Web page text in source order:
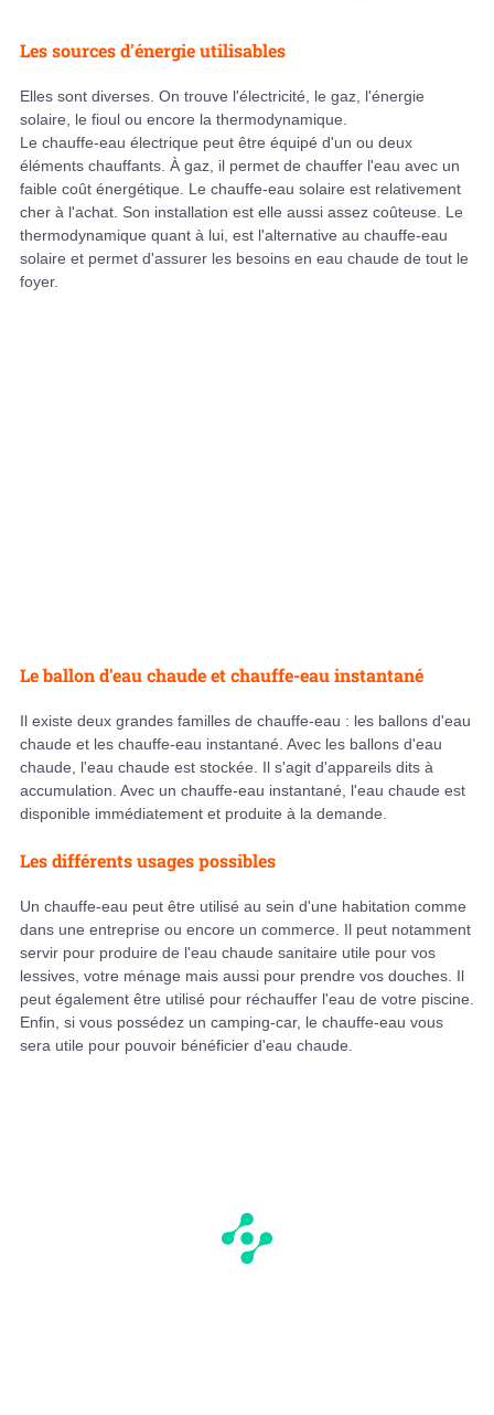
Les sources d'énergie utilisables
Elles sont diverses. On trouve l'électricité, le gaz, l'énergie
solaire, le fioul ou encore la thermodynamique.
Le chauffe-eau électrique peut être équipé d'un ou deux
éléments chauffants. À gaz, il permet de chauffer l'eau avec un
faible coût énergétique. Le chauffe-eau solaire est relativement
cher à l'achat. Son installation est elle aussi assez coûteuse. Le
thermodynamique quant à lui, est l'alternative au chauffe-eau
solaire et permet d'assurer les besoins en eau chaude de tout le
foyer.
Le ballon d'eau chaude et chauffe-eau instantané
Il existe deux grandes familles de chauffe-eau : les ballons d'eau
chaude et les chauffe-eau instantané. Avec les ballons d'eau
chaude, l'eau chaude est stockée. Il s'agit d'appareils dits à
accumulation. Avec un chauffe-eau instantané, l'eau chaude est
disponible immédiatement et produite à la demande.
Les différents usages possibles
Un chauffe-eau peut être utilisé au sein d'une habitation comme
dans une entreprise ou encore un commerce. Il peut notamment
servir pour produire de l'eau chaude sanitaire utile pour vos
lessives, votre ménage mais aussi pour prendre vos douches. Il
peut également être utilisé pour réchauffer l'eau de votre piscine.
Enfin, si vous possédez un camping-car, le chauffe-eau vous
sera utile pour pouvoir bénéficier d'eau chaude.